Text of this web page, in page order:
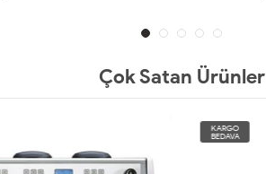
Çok Satan Ürünler
KARGO
BEDAVA